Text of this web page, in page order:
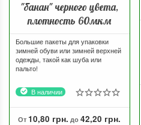
"банан" черного цвета,
плотность 60мкм
Большие пакеты для упаковки
зимней обуви или зимней верхней
одежды, такой как шуба или
пальто!
В наличии
От 10,80 грн. до42,20 грн.